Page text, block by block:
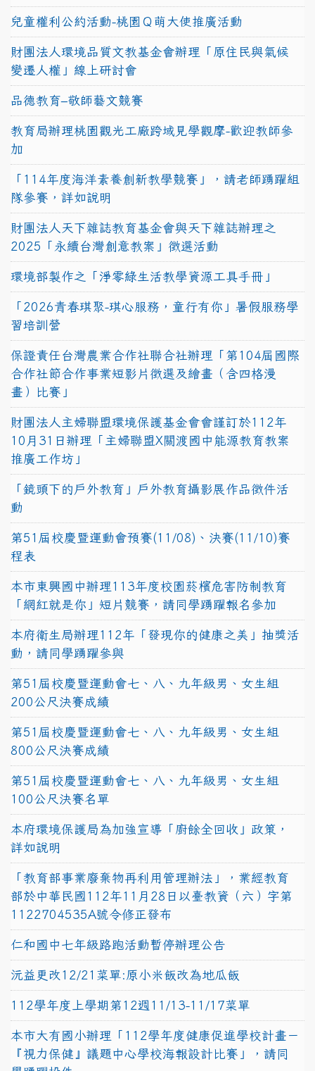
兒童權利公約活動-桃園Ｑ萌大使推廣活動
財團法人環境品質文教基金會辦理「原住民與氣候
變遷人權」線上研討會
品德教育–敬師藝文競賽
教育局辦理桃園觀光工廠跨域見學觀摩-歡迎教師參
加
「114年度海洋素養創新教學競賽」，請老師踴躍組
隊參賽，詳如說明
財團法人天下雜誌教育基金會與天下雜誌辦理之
2025「永續台灣創意教案」徵選活動
環境部製作之「淨零綠生活教學資源工具手冊」
「2026青春琪聚-琪心服務，童行有你」暑假服務學
習培訓營
保證責任台灣農業合作社聯合社辦理「第104屆國際
合作社節合作事業短影片徵選及繪畫（含四格漫
畫）比賽」
財團法人主婦聯盟環境保護基金會會謹訂於112年
10月31日辦理「主婦聯盟X關渡國中能源教育教案
推廣工作坊」
「鏡頭下的戶外教育」戶外教育攝影展作品徵件活
動
第51屆校慶暨運動會預賽(11/08)、決賽(11/10)賽
程表
本市東興國中辦理113年度校園菸檳危害防制教育
「網紅就是你」短片競賽，請同學踴躍報名參加
本府衛生局辦理112年「發現你的健康之美」抽獎活
動，請同學踴躍參與
第51屆校慶暨運動會七、八、九年級男、女生組
200公尺決賽成績
第51屆校慶暨運動會七、八、九年級男、女生組
800公尺決賽成績
第51屆校慶暨運動會七、八、九年級男、女生組
100公尺決賽名單
本府環境保護局為加強宣導「廚餘全回收」政策，
詳如說明
「教育部事業廢棄物再利用管理辦法」，業經教育
部於中華民國112年11月28日以臺教資（六）字第
1122704535A號令修正發布
仁和國中七年級路跑活動暫停辦理公告
沅益更改12/21菜單:原小米飯改為地瓜飯
112學年度上學期第12週11/13-11/17菜單
本市大有國小辦理「112學年度健康促進學校計畫－
『視力保健』議題中心學校海報設計比賽」，請同